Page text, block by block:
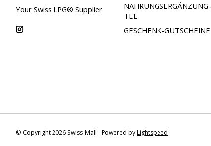
Your Swiss LPG® Supplier
NAHRUNGSERGÄNZUNG
TEE
GESCHENK-GUTSCHEINE
© Copyright 2026 Swiss-Mall - Powered byLightspeed